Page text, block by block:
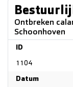
Ontbreken
Schoonhoven
ID
1104
Datum